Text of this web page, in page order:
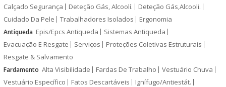
Calçado Segurança
Deteção Gás, Alcoolí.
Deteção Gás,Alcooli.
Cuidado Da Pele
Trabalhadores Isolados Ergonomia
Antiqueda Epis/Epcs Antiqueda
Sistemas Antiqueda
Evacuação E Resgate
Serviços
Proteções Coletivas Estruturais
Resgate & Salvamento
Fardamento Alta Visibilidade Fardas De Trabalho
Vestuário Chuva
Vestuário Específico
Fatos Descartáveis
Ignífugo/Antiestát.